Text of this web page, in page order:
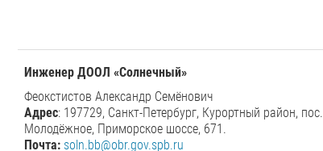
Инженер ДООЛ «Солнечный»
Феокстистов Александр Семёнович
Адрес: 197729, Санкт-Петербург, Курортный район, пос.
Молодёжное, Приморское шоссе, 671.
Почта: soln.bb@obr.gov.spb.ru